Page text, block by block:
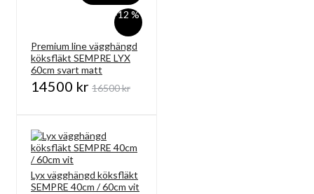
-12 %
Premium line vägghängd
köksfläkt SEMPRE LYX
60cm svart matt
14500 kr 16500 kr
Lyx vägghängd köksfläkt
SEMPRE 40cm / 60cm vit